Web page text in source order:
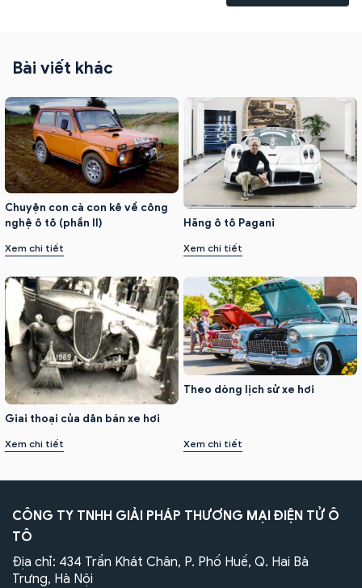
Bài viết khác
Chuyện con cà con kê về công
nghệ ô tô (phần II)
Xem chi tiết
Hãng ô tô Pagani
Xem chi tiết
Giai thoại của dân bán xe hơi
Xem chi tiết
Theo dòng lịch sử xe hơi
Xem chi tiết
CÔNG TY TNHH GIẢI PHÁP THƯƠNG MẠI ĐIỆN TỬ Ô
TÔ
Địa chỉ: 434 Trần Khát Chân, P. Phố Huế, Q. Hai Bà
Trưng, Hà Nội